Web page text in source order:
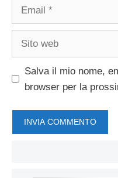
Salva il mio nome,
browser per la